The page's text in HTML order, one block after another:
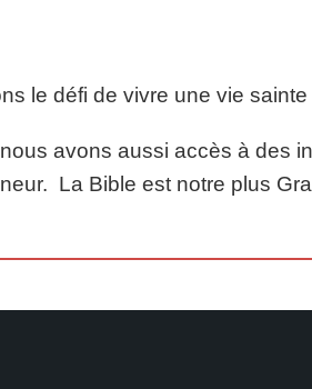
le défi de vivre une vie
avons aussi accès à des
La Bible est notre plus